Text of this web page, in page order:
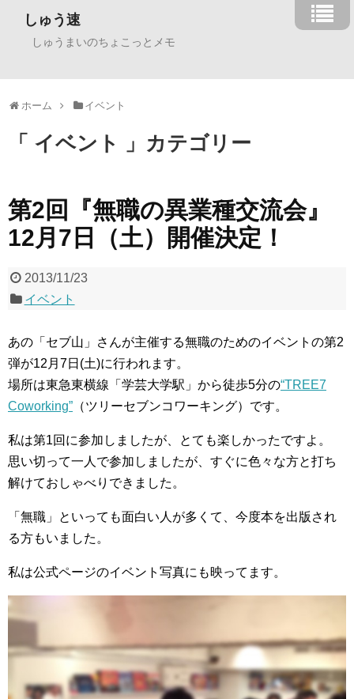
しゅう速
しゅうまいのちょこっとメモ
ホーム イベント
「 イベント 」カテゴリー
第2回『無職の異業種交流会』
12月7日（土）開催決定！
2013/11/23
イベント
あの「セブ山」さんが主催する無職のためのイベントの第2
弾が12月7日(土)に行われます。
場所は東急東横線「学芸大学駅」から徒歩5分の“TREE7
Coworking” （ツリーセブンコワーキング）です。
私は第1回に参加しましたが、とても楽しかったですよ。
思い切って一人で参加しましたが、すぐに色々な方と打ち
解けておしゃべりできました。
「無職」といっても面白い人が多くて、今度本を出版され
る方もいました。
私は公式ページのイベント写真にも映ってます。